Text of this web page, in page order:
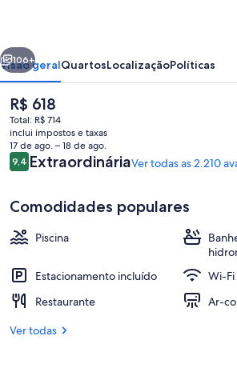
Fachada
Próximo
106+
Visão geralQuartosLocalizaçãoPolíticas
O
preço
atual
é
R$ 618
R$ 618
Total: R$ 714
inclui impostos e taxas
17 de ago. – 18 de ago.
Avaliações
9,49,4 de 10
ExtraordináriaVer todas as 2.210
Comodidades populares
Piscina
Estacionamento incluído
Wi-
Restaurante
Ar-
Ver todas